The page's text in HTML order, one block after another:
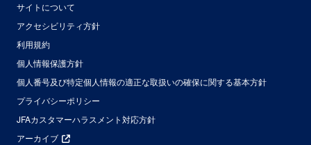
サイトについて
アクセシビリティ方針
利用規約
個人情報保護方針
個人番号及び特定個人情報の適正な取扱いの確保に関する基本方針
プライバシーポリシー
JFAカスタマーハラスメント対応方針
アーカイブ